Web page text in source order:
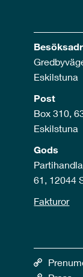
Eskilstuna
Post
Box 310,
Eskilstuna
Gods
61, 12044
Fakturor